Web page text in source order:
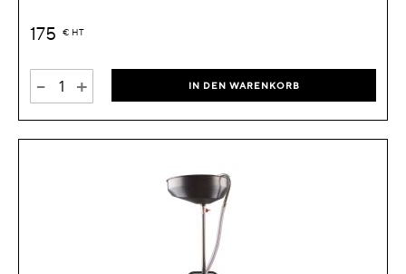
175 € HT
- + IN DEN WARENKORB